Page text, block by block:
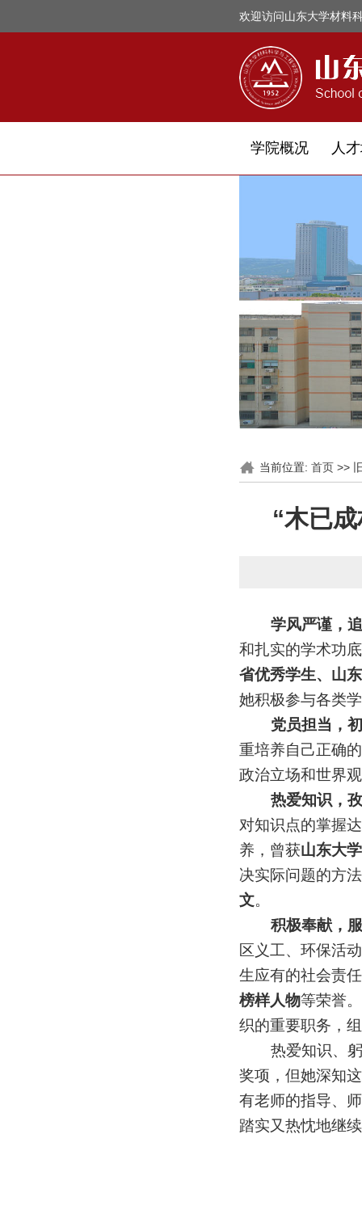
欢迎访问山东大学材料
学院概况 人
当前位置: 首页 >>
“木已
学风严谨，
和扎实的学术功
省优秀学生、山
她积极参与各类
党员担当，
重培养自己正确
政治立场和世界
热爱知识，
对知识点的掌握
养，曾获山东大
决实际问题的方
文。
积极奉献，
区义工、环保活
生应有的社会责
榜样人物等荣誉
织的重要职务，
热爱知识、
奖项，但她深知
有老师的指导、
踏实又热忱地继